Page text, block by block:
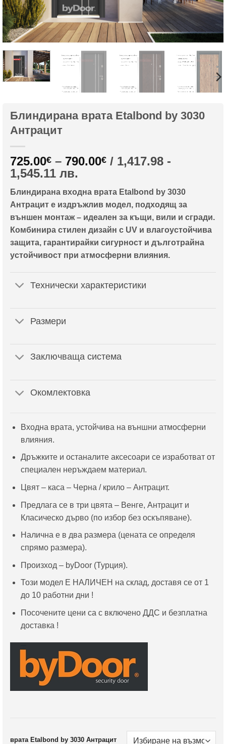
Блиндирана врата Etalbond by 3030
Антрацит
725.00€ – 790.00€Price
through
790.00€
/ 1,417.98 -
1,545.11 лв.
Блиндирана входна врата Etalbond by 3030
Антрацит е издръжлив модел, подходящ за
външен монтаж – идеален за къщи, вили и сгради.
Комбинира стилен дизайн с UV и влагоустойчива
защита, гарантирайки сигурност и дълготрайна
устойчивост при атмосферни влияния.
Технически характеристики
Размери
Заключваща система
Окомлектовка
Входна врата, устойчива на външни атмосферни
влияния.
Дръжките и останалите аксесоари се изработват от
специален неръждаем материал.
Цвят – каса – Черна / крило – Антрацит.
Предлага се в три цвята – Венге, Aнтрацит и
Класическо дърво (по избор без оскъпяване).
Налична е в два размера (цената се определя
спрямо размера).
Произход – byDoor (Турция).
Този модел Е НАЛИЧЕН на склад, доставя се от 1
до 10 работни дни !
Посочените цени са с включено ДДС и безплатна
доставка !
врата Etalbond by 3030 Антрацит